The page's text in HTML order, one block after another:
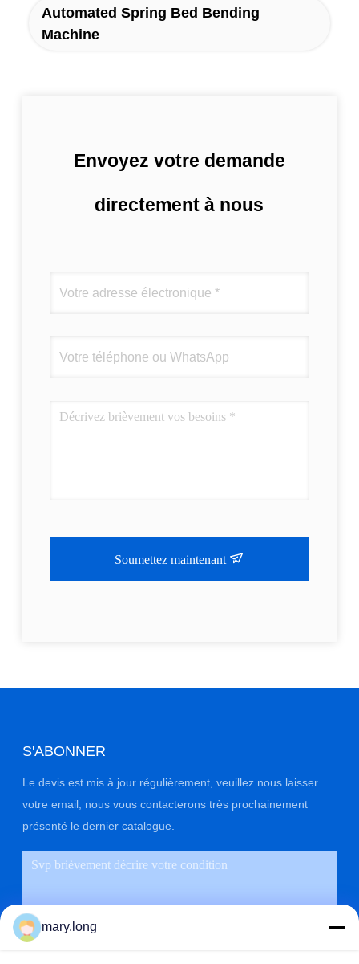
Automated Spring Bed Bending
Machine
Envoyez votre demande
directement à nous
Soumettez maintenant
S'ABONNER
Le devis est mis à jour régulièrement, veuillez nous laisser
votre email, nous vous contacterons très prochainement
présenté le dernier catalogue.
mary.long